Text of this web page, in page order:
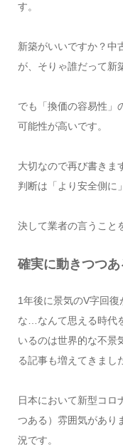
す。
新築がいいですか？中
が、そりゃ誰だって新
でも「換価の容易性」
可能性が高いです。
大切なので再び書きま
判断は「より安全側に
決して業者の言うこと
確実に動きつつ
1年後に景気のV字回
な…なんて思える時代
いるのは世界的な不景
る記事も増えてきまし
日本において新型コロ
つある）雰囲気があり
況です。